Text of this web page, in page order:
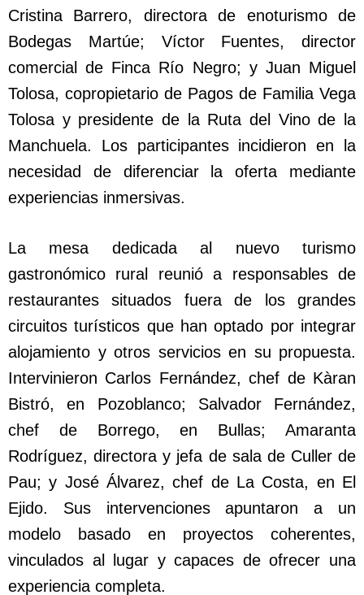
Cristina Barrero, directora de enoturismo de
Bodegas Martúe; Víctor Fuentes, director
comercial de Finca Río Negro; y Juan Miguel
Tolosa, copropietario de Pagos de Familia Vega
Tolosa y presidente de la Ruta del Vino de la
Manchuela. Los participantes incidieron en la
necesidad de diferenciar la oferta mediante
experiencias inmersivas.
La mesa dedicada al nuevo turismo
gastronómico rural reunió a responsables de
restaurantes situados fuera de los grandes
circuitos turísticos que han optado por integrar
alojamiento y otros servicios en su propuesta.
Intervinieron Carlos Fernández, chef de Kàran
Bistró, en Pozoblanco; Salvador Fernández,
chef de Borrego, en Bullas; Amaranta
Rodríguez, directora y jefa de sala de Culler de
Pau; y José Álvarez, chef de La Costa, en El
Ejido. Sus intervenciones apuntaron a un
modelo basado en proyectos coherentes,
vinculados al lugar y capaces de ofrecer una
experiencia completa.